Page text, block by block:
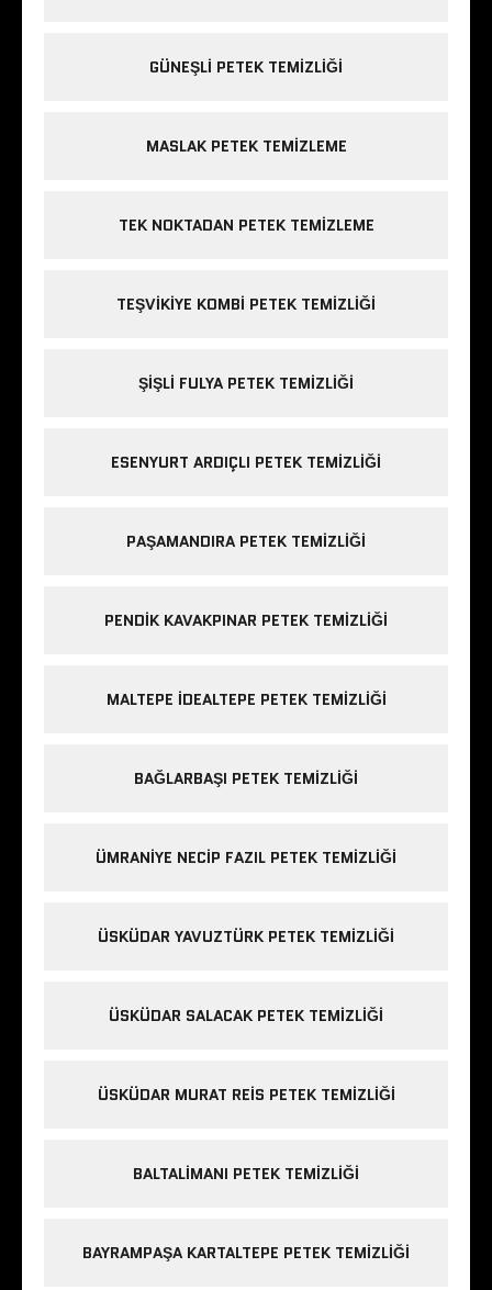
GÜNEŞLI PETEK TEMIZLIĞI
MASLAK PETEK TEMIZLEME
TEK NOKTADAN PETEK TEMIZLEME
TEŞVIKIYE KOMBI PETEK TEMIZLIĞI
ŞIŞLI FULYA PETEK TEMIZLIĞI
ESENYURT ARDIÇLI PETEK TEMIZLIĞI
PAŞAMANDIRA PETEK TEMIZLIĞI
PENDIK KAVAKPINAR PETEK TEMIZLIĞI
MALTEPE IDEALTEPE PETEK TEMIZLIĞI
BAĞLARBAŞI PETEK TEMIZLIĞI
ÜMRANIYE NECIP FAZIL PETEK TEMIZLIĞI
ÜSKÜDAR YAVUZTÜRK PETEK TEMIZLIĞI
ÜSKÜDAR SALACAK PETEK TEMIZLIĞI
ÜSKÜDAR MURAT REIS PETEK TEMIZLIĞI
BALTALIMANI PETEK TEMIZLIĞI
BAYRAMPAŞA KARTALTEPE PETEK TEMIZLIĞI